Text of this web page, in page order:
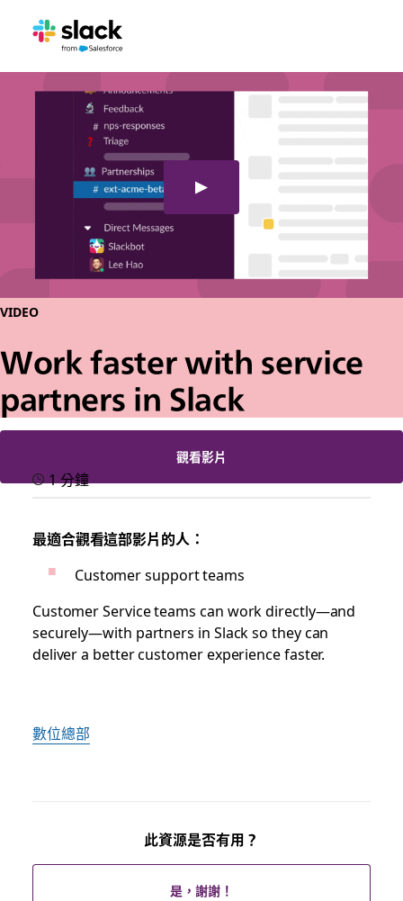
VIDEO
Work faster with service
partners in Slack
觀看影片
1 分鐘
最適合觀看這部影片的人：
Customer support teams
Customer Service teams can work directly—and
securely—with partners in Slack so they can
deliver a better customer experience faster.
數位總部
此資源是否有用？
是，謝謝！